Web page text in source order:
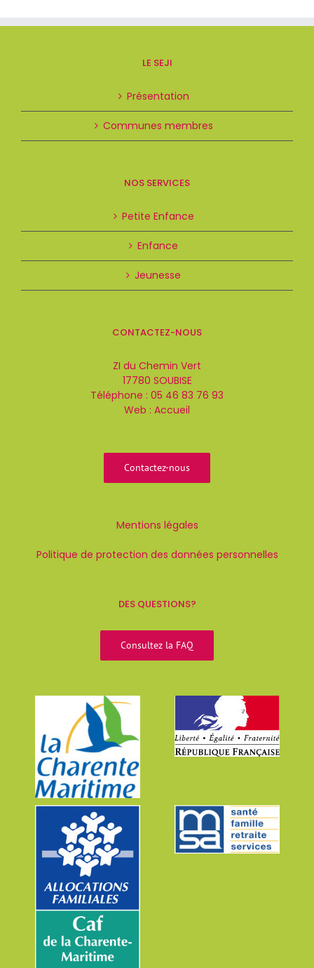
LE SEJI
Présentation
Communes membres
NOS SERVICES
Petite Enfance
Enfance
Jeunesse
CONTACTEZ-NOUS
ZI du Chemin Vert
17780 SOUBISE
Téléphone : 05 46 83 76 93
Web : Accueil
Contactez-nous
Mentions légales
Politique de protection des données personnelles
DES QUESTIONS?
Consultez la FAQ